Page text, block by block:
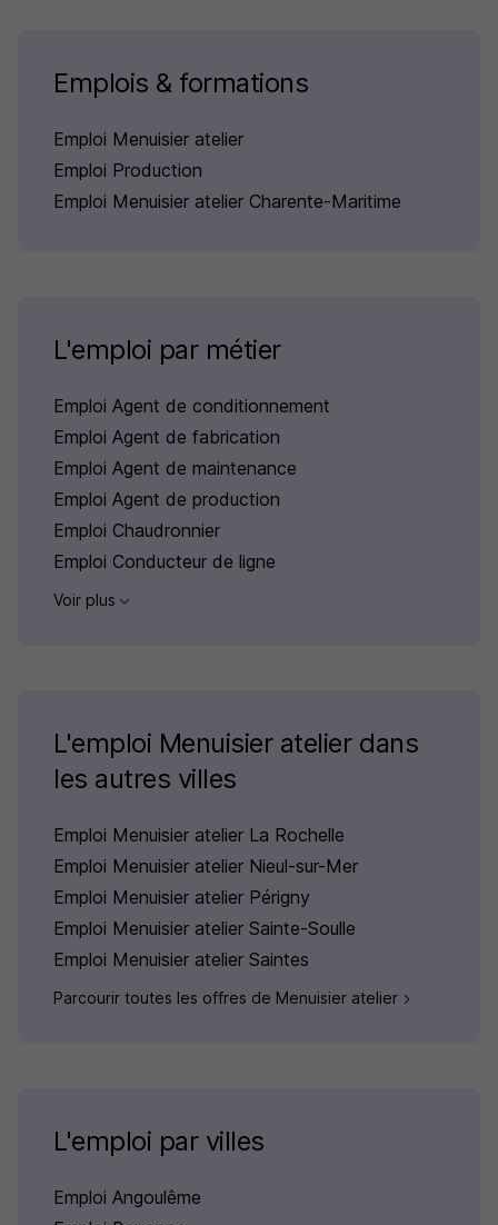
Emplois & formations
Emploi Menuisier atelier
Emploi Production
Emploi Menuisier atelier Charente-Maritime
L'emploi par métier
Emploi Agent de conditionnement
Emploi Agent de fabrication
Emploi Agent de maintenance
Emploi Agent de production
Emploi Chaudronnier
Emploi Conducteur de ligne
Voir plus
L'emploi Menuisier atelier dans
les autres villes
Emploi Menuisier atelier La Rochelle
Emploi Menuisier atelier Nieul-sur-Mer
Emploi Menuisier atelier Périgny
Emploi Menuisier atelier Sainte-Soulle
Emploi Menuisier atelier Saintes
Parcourir toutes les offres de Menuisier atelier
L'emploi par villes
Emploi Angoulême